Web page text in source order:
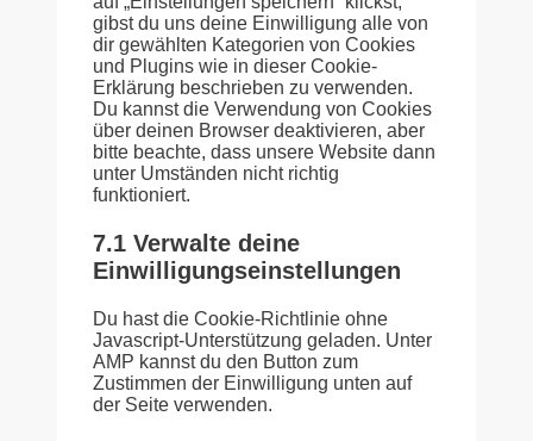
gibst du uns deine Einwilligung alle von
dir gewählten Kategorien von Cookies
und Plugins wie in dieser Cookie-
Erklärung beschrieben zu verwenden.
Du kannst die Verwendung von Cookies
über deinen Browser deaktivieren, aber
bitte beachte, dass unsere Website dann
unter Umständen nicht richtig
funktioniert.
7.1 Verwalte deine
Einwilligungseinstellungen
Du hast die Cookie-Richtlinie ohne
Javascript-Unterstützung geladen. Unter
AMP kannst du den Button zum
Zustimmen der Einwilligung unten auf
der Seite verwenden.